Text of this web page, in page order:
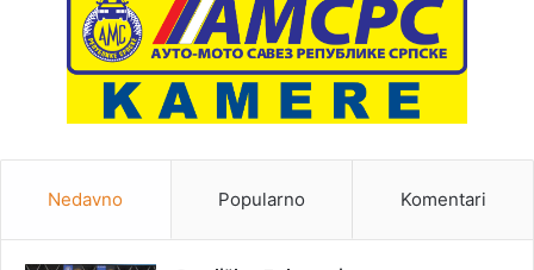
Nedavno Popularno Komentari